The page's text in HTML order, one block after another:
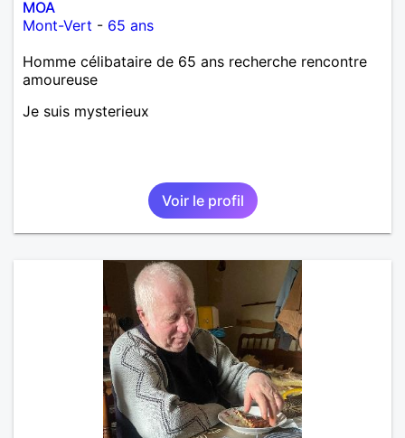
MOA
Mont-Vert - 65 ans
Homme célibataire de 65 ans recherche rencontre
amoureuse
Je suis mysterieux
Voir le profil